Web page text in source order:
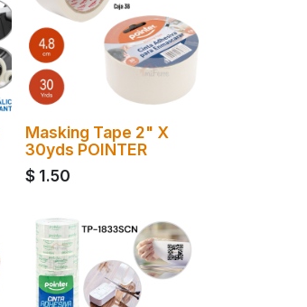
Masking Tape 2" X
30yds POINTER
$ 1.50